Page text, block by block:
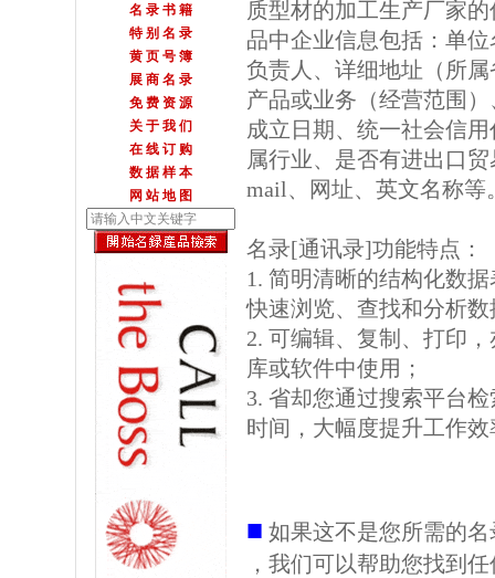
名 录 书 籍
特 别 名 录
黄 页 号 簿
展 商 名 录
免 费 资 源
关 于 我 们
在 线 订 购
数 据 样 本
网 站 地 图
质型材的加工生产厂家
品中企业信息包括：单
负责人、详细地址（所
产品或业务（经营范围
成立日期、统一社会信
属行业、是否有进出口
mail、网址、英文名称等
名录[通讯录]功能特点：
1. 简明清晰的结构化数
快速浏览、查找和分析数
2. 可编辑、复制、打印
库或软件中使用；
3. 省却您通过搜索平台
时间，大幅度提升工作效
■ 如果这不是您所需的
，我们可以帮助您找到